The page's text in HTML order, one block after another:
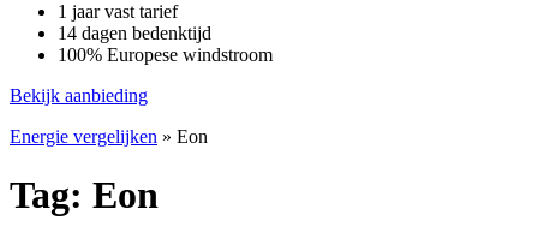
1 jaar vast tarief
14 dagen bedenktijd
100% Europese windstroom
Bekijk aanbieding
Energie vergelijken » Eon
Tag: Eon